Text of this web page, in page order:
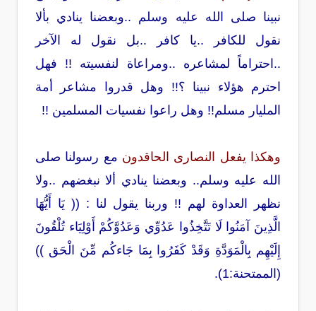
نبينا صلى الله عليه وسلم ..وبعضنا ينادي بألا
نقول للكافر ..يا كافر ..بل نقول له الآخر
..احتراماً لمشاعره ..ومراعاة لنفسيته !! فهل
احترم هؤلاء نبينا ؟!! وهل قدروا مشاعر أمة
المليار مسلم!! وهل راعوا نفسيات المسلمين !!
وهكذا يفعل النصارى الحاقدون مع رسولنا صلى
الله عليه وسلم.. وبعضنا ينادي ألا نبغضهم ..ولا
نظهر العداوة لهم !! وربنا يقول لنا : (( يَا أَيُّهَا
الَّذِينَ آمَنُوا لَا تَتَّخِذُوا عَدُوِّي وَعَدُوَّكُمْ أَوْلِيَاء تُلْقُونَ
إِلَيْهِم بِالْمَوَدَّةِ وَقَدْ كَفَرُوا بِمَا جَاءكُم مِّنَ الْحَق ))
(الممتحنة:1).